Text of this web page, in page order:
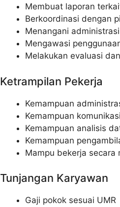
Membuat laporan
Berkoordinasi dengan
Menangani
Mengawasi
Melakukan evaluasi
Ketrampilan Pekerja
Kemampuan
Kemampuan
Kemampuan analisis
Kemampuan
Mampu bekerja
Tunjangan Karyawan
Gaji pokok sesuai UMR